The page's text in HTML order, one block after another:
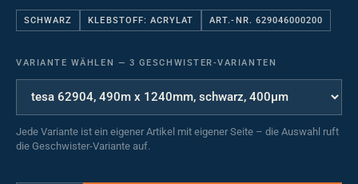
SCHWARZ KLEBSTOFF: ACRYLAT ART.-NR. 629046000200
VARIANTE WÄHLEN — 3 GESCHWISTER-VARIANTEN
Jede Variante ist ein eigener Artikel mit eigener Seite – die Auswahl ruft
die Geschwister-Variante auf.